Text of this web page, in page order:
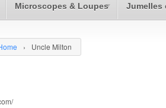
Microscopes & Loupes Jumelles
› Uncle Milton